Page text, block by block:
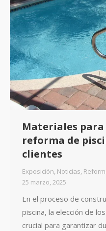
Materiales
reforma de
clientes
Exposición, Noticias,
25 marzo, 2025
En el proceso de
piscina, la elección de
crucial para garantizar